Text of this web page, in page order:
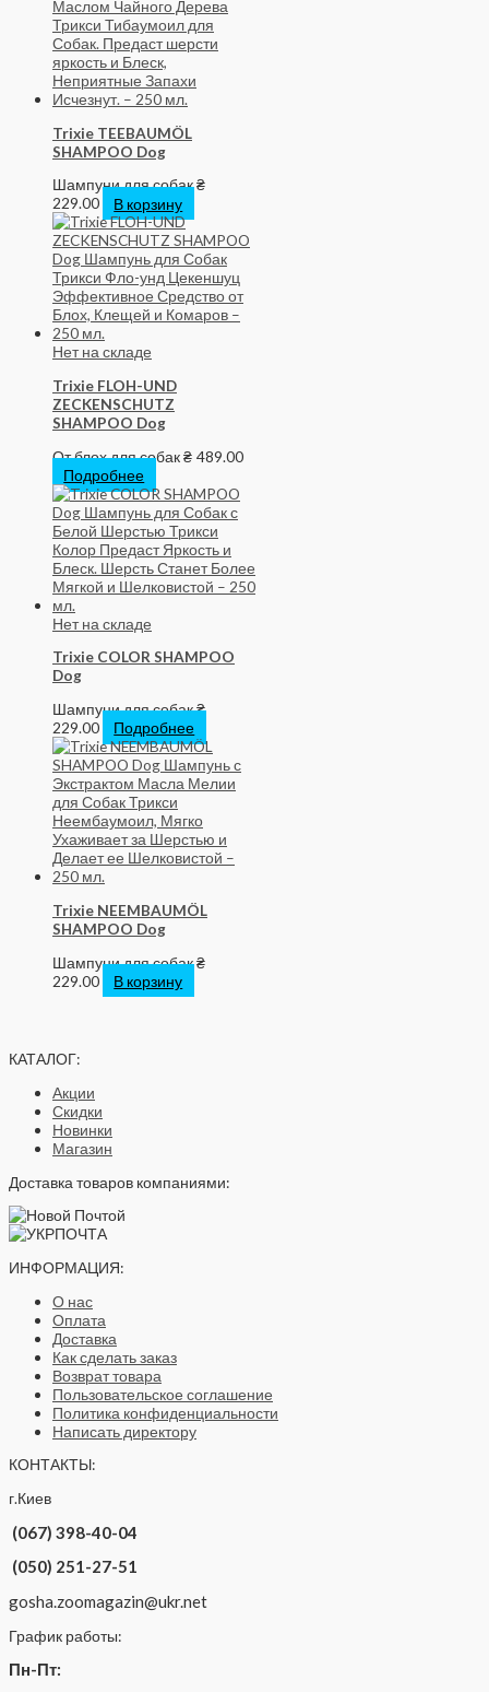
Trixie TEEBAUMÖL
SHAMPOO Dog
Шампуни для собак₴
229.00
В корзину
Нет на складе
Trixie FLOH-UND
ZECKENSCHUTZ
SHAMPOO Dog
От блох для собак₴ 489.00
Подробнее
Нет на складе
Trixie COLOR SHAMPOO
Dog
Шампуни для собак₴
229.00
Подробнее
Trixie NEEMBAUMÖL
SHAMPOO Dog
Шампуни для собак₴
229.00
В корзину
КАТАЛОГ:
Акции
Скидки
Новинки
Магазин
Доставка товаров компаниями:
ИНФОРМАЦИЯ:
О нас
Оплата
Доставка
Как сделать заказ
Возврат товара
Пользовательское соглашение
Политика конфиденциальности
Написать директору
КОНТАКТЫ:
г.Киев
(067) 398-40-04
(050) 251-27-51
gosha.zoomagazin@ukr.net
График работы:
Пн-Пт: